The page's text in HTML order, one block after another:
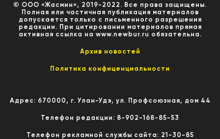
© ООО «Жасмин», 2019-2022. Все права защищены.
Полная или частичная публикация материалов
допускается только с письменного разрешения
редакции. При цитировании материалов прямая
активная ссылка на www.newbur.ru обязательна.
Архив новостей
Политика конфиценциальности
Адрес: 670000, г. Улан-Удэ, ул. Профсоюзная, дом 44
Телефон редакции: 8-902-168-85-53
Телефон рекламной службы сайта: 21-30-85